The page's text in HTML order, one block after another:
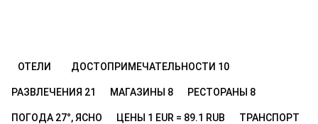
ОТЕЛИ ДОСТОПРИМЕЧАТЕЛЬНОСТИ 10
РАЗВЛЕЧЕНИЯ 21 МАГАЗИНЫ 8 РЕСТОРАНЫ 8
ПОГОДА 27°, ЯСНО ЦЕНЫ 1 EUR = 89.1 RUB ТРАНСПОРТ